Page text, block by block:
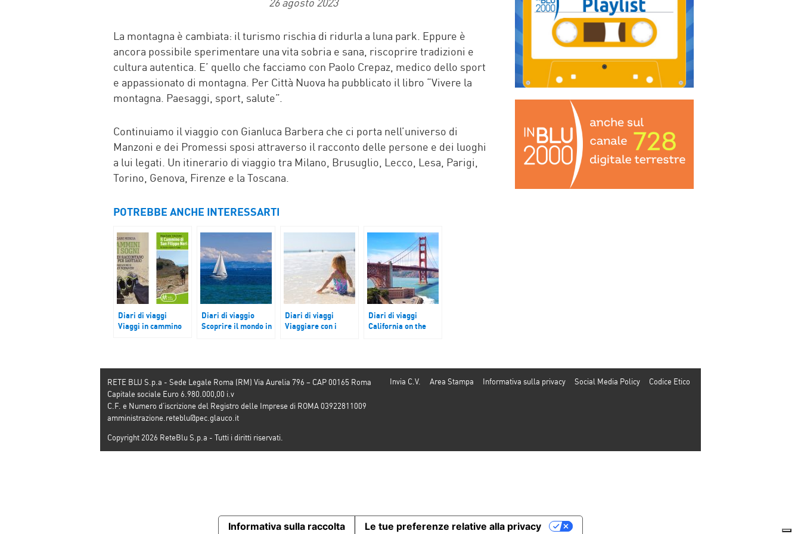
La montagna è cambiata: il turismo rischia di ridurla a luna park. Eppure è
ancora possibile sperimentare una vita sobria e sana, riscoprire tradizioni e
cultura autentica. E’ quello che facciamo con Paolo Crepaz, medico dello sport
e appassionato di montagna. Per Città Nuova ha pubblicato il libro “Vivere la
montagna. Paesaggi, sport, salute”.
Continuiamo il viaggio con Gianluca Barbera che ci porta nell’universo di
Manzoni e dei Promessi sposi attraverso il racconto delle persone e dei luoghi
a lui legati. Un itinerario di viaggio tra Milano, Brusuglio, Lecco, Lesa, Parigi,
Torino, Genova, Firenze e la Toscana.
POTREBBE ANCHE INTERESSARTI
Diari di viaggi
Viaggi in cammino
Diari di viaggio
Scoprire il mondo in
Diari di viaggi
Viaggiare con i
Diari di viaggi
California on the
Invia C.V. Area Stampa Informativa sulla privacy Social Media Policy Codice Etico
RETE BLU S.p.a - Sede Legale Roma (RM) Via Aurelia 796 – CAP 00165 Roma
Capitale sociale Euro 6.980.000,00 i.v
C.F. e Numero d’iscrizione del Registro delle Imprese di ROMA 03922811009
amministrazione.reteblu@pec.glauco.it
Copyright 2026 ReteBlu S.p.a - Tutti i diritti riservati.
Informativa sulla raccolta Le tue preferenze relative alla privacy